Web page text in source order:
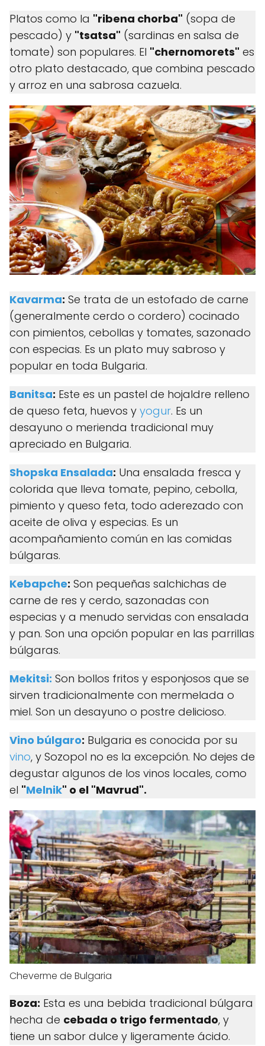
Platos como la "ribena chorba" (sopa de
pescado) y "tsatsa" (sardinas en salsa de
tomate) son populares. El "chernomorets" es
otro plato destacado, que combina pescado
y arroz en una sabrosa cazuela.
Kavarma: Se trata de un estofado de carne
(generalmente cerdo o cordero) cocinado
con pimientos, cebollas y tomates, sazonado
con especias. Es un plato muy sabroso y
popular en toda Bulgaria.
Banitsa: Este es un pastel de hojaldre relleno
de queso feta, huevos y yogur. Es un
desayuno o merienda tradicional muy
apreciado en Bulgaria.
Shopska Ensalada: Una ensalada fresca y
colorida que lleva tomate, pepino, cebolla,
pimiento y queso feta, todo aderezado con
aceite de oliva y especias. Es un
acompañamiento común en las comidas
búlgaras.
Kebapche: Son pequeñas salchichas de
carne de res y cerdo, sazonadas con
especias y a menudo servidas con ensalada
y pan. Son una opción popular en las parrillas
búlgaras.
Mekitsi: Son bollos fritos y esponjosos que se
sirven tradicionalmente con mermelada o
miel. Son un desayuno o postre delicioso.
Vino búlgaro: Bulgaria es conocida por su
vino, y Sozopol no es la excepción. No dejes de
degustar algunos de los vinos locales, como
el "Melnik" o el "Mavrud".
Cheverme de Bulgaria
Boza: Esta es una bebida tradicional búlgara
hecha de cebada o trigo fermentado, y
tiene un sabor dulce y ligeramente ácido.